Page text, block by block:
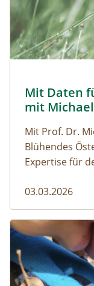
Mit Daten
mit
Mit Prof. Dr.
Blühendes
Expertise für
03.03.2026
Allianz im